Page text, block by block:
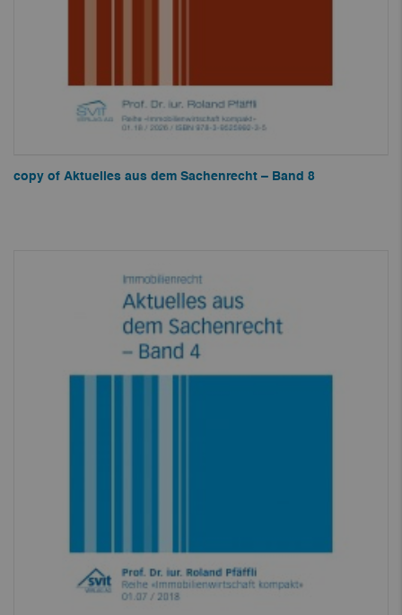
copy of Aktuelles aus dem Sachenrecht – Band 8